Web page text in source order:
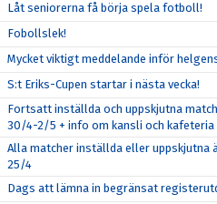
Låt seniorerna få börja spela fotboll!
Fobollslek!
Mycket viktigt meddelande inför
S:t Eriks-Cupen startar i nästa vecka!
Fortsatt inställda och uppskjutna
30/4-2/5 + info om kansli och kafeteria
Alla matcher inställda eller uppskjutna
25/4
Dags att lämna in begränsat